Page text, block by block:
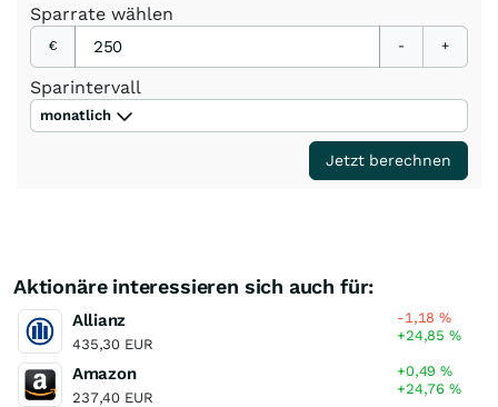
Sparrate wählen
€ - +
Sparintervall
monatlich
Jetzt berechnen
Aktionäre interessieren sich auch für:
Allianz
435,30 EUR
-1,18%
+24,85%
Amazon
237,40 EUR
+0,49%
+24,76%